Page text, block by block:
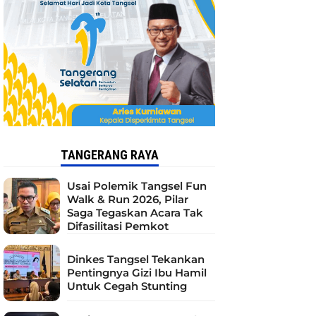
TANGERANG RAYA
Usai Polemik Tangsel Fun
Walk & Run 2026, Pilar
Saga Tegaskan Acara Tak
Difasilitasi Pemkot
Dinkes Tangsel Tekankan
Pentingnya Gizi Ibu Hamil
Untuk Cegah Stunting